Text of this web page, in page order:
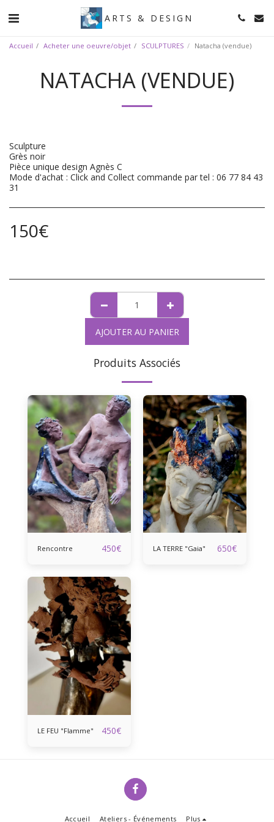
ARTS & DESIGN
Accueil Acheter une oeuvre/objet SCULPTURES Natacha (vendue)
NATACHA (VENDUE)
Sculpture
Grès noir
Pièce unique design Agnès C
Mode d'achat : Click and Collect commande par tel : 06 77 84 43
31
150€
AJOUTER AU PANIER
Produits Associés
Rencontre 450€ LA TERRE "Gaia" 650€
LE FEU "Flamme" 450€
Accueil Ateliers - Événements Plus